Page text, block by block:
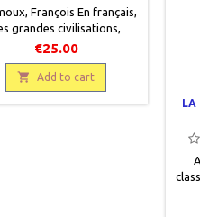
François En français,
grandes civilisations,
1963, 18 x 22, 475
toilé éditeur rouge et noir,
gravé or, jaquette éditeur
au dos, livre protégé
€25.00
 Add to cart
LA